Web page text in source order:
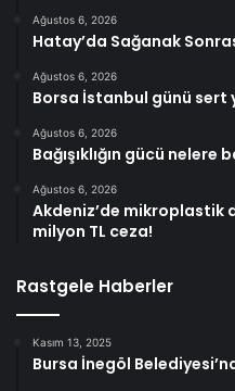
Ağustos 6, 2026
Hatay’da Sağanak
Ağustos 6, 2026
Borsa İstanbul günü sert
Ağustos 6, 2026
Bağışıklığın gücü nelere
Ağustos 6, 2026
Akdeniz’de mikroplastik
milyon TL ceza!
Rastgele Haberler
Kasım 13, 2025
Bursa İnegöl